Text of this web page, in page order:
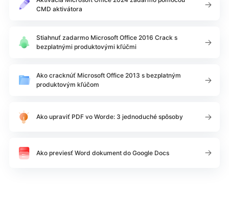
CMD aktivátora
Stiahnuť zadarmo Microsoft Office 2016 Crack s
bezplatnými produktovými kľúčmi
Ako cracknúť Microsoft Office 2013 s bezplatným
produktovým kľúčom
Ako upraviť PDF vo Worde: 3 jednoduché spôsoby
Ako previesť Word dokument do Google Docs